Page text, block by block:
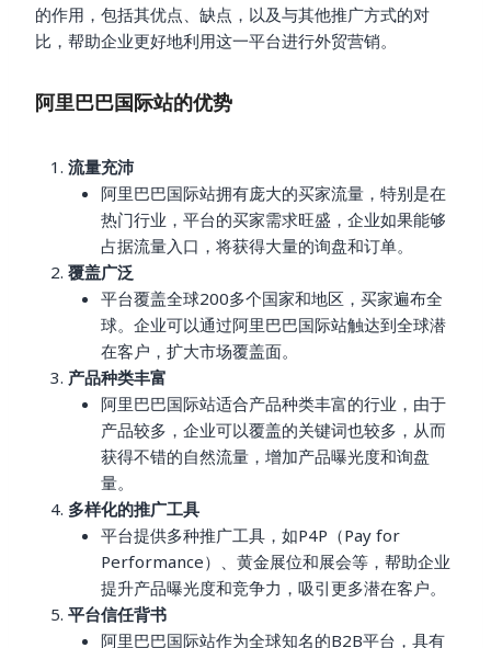
的作用，包括其优点、缺点，以及与其他推广方式的对
比，帮助企业更好地利用这一平台进行外贸营销。
阿里巴巴国际站的优势
流量充沛
阿里巴巴国际站拥有庞大的买家流量，特别是在
热门行业，平台的买家需求旺盛，企业如果能够
占据流量入口，将获得大量的询盘和订单。
覆盖广泛
平台覆盖全球200多个国家和地区，买家遍布全
球。企业可以通过阿里巴巴国际站触达到全球潜
在客户，扩大市场覆盖面。
产品种类丰富
阿里巴巴国际站适合产品种类丰富的行业，由于
产品较多，企业可以覆盖的关键词也较多，从而
获得不错的自然流量，增加产品曝光度和询盘
量。
多样化的推广工具
平台提供多种推广工具，如P4P（Pay for
Performance）、黄金展位和展会等，帮助企业
提升产品曝光度和竞争力，吸引更多潜在客户。
平台信任背书
阿里巴巴国际站作为全球知名的B2B平台，具有